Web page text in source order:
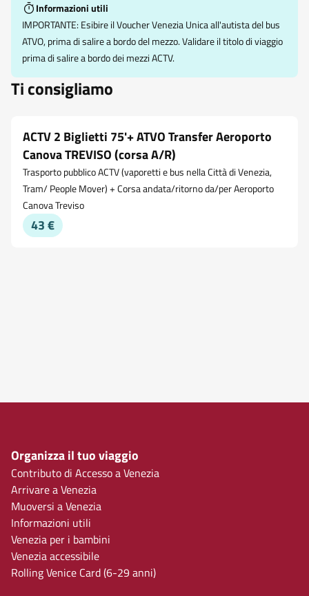
Informazioni utili
IMPORTANTE: Esibire il Voucher Venezia Unica all'autista del bus
ATVO, prima di salire a bordo del mezzo. Validare il titolo di viaggio
prima di salire a bordo dei mezzi ACTV.
Ti consigliamo
ACTV 2 Biglietti 75'+ ATVO Transfer Aeroporto
Canova TREVISO (corsa A/R)
Trasporto pubblico ACTV (vaporetti e bus nella Città di Venezia,
Tram/ People Mover) + Corsa andata/ritorno da/per Aeroporto
Canova Treviso
43 €
Organizza il tuo viaggio
Contributo di Accesso a Venezia
Arrivare a Venezia
Muoversi a Venezia
Informazioni utili
Venezia per i bambini
Venezia accessibile
Rolling Venice Card (6-29 anni)